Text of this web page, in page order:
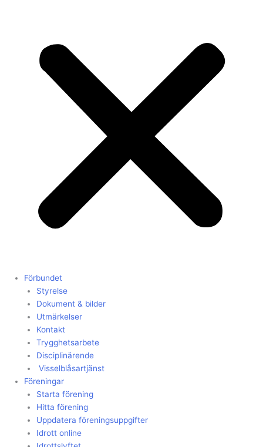
Förbundet
Styrelse
Dokument & bilder
Utmärkelser
Kontakt
Trygghetsarbete
Disciplinärende
Visselblåsartjänst
Föreningar
Starta förening
Hitta förening
Uppdatera föreningsuppgifter
Idrott online